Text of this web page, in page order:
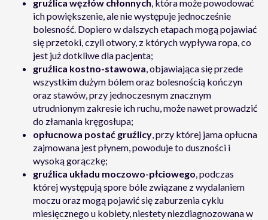
gruźlica węzłów chłonnych, która może powodować
ich powiększenie, ale nie występuje jednocześnie
bolesność. Dopiero w dalszych etapach mogą pojawiać
się przetoki, czyli otwory, z których wypływa ropa, co
jest już dotkliwe dla pacjenta;
gruźlica kostno-stawowa, objawiająca się przede
wszystkim dużym bólem oraz bolesnością kończyn
oraz stawów, przy jednoczesnym znacznym
utrudnionym zakresie ich ruchu, może nawet prowadzić
do złamania kręgosłupa;
opłucnowa postać gruźlicy, przy której jama opłucna
zajmowana jest płynem, powoduje to duszności i
wysoką gorączkę;
gruźlica układu moczowo-płciowego, podczas
której występują spore bóle związane z wydalaniem
moczu oraz mogą pojawić się zaburzenia cyklu
miesięcznego u kobiety, niestety niezdiagnozowana w